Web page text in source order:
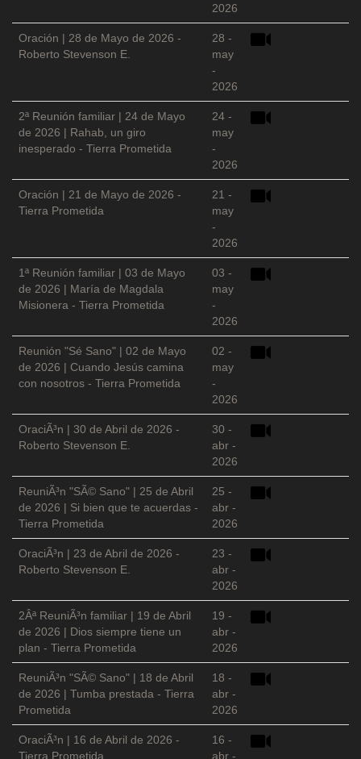
2026
Oración | 28 de Mayo de 2026 -
Roberto Stevenson E.
28 -
may
-
2026
2ª Reunión familiar | 24 de Mayo
de 2026 | Rahab, un giro
inesperado - Tierra Prometida
24 -
may
-
2026
Oración | 21 de Mayo de 2026 -
Tierra Prometida
21 -
may
-
2026
1ª Reunión familiar | 03 de Mayo
de 2026 | María de Magdala
Misionera - Tierra Prometida
03 -
may
-
2026
Reunión "Sé Sano" | 02 de Mayo
de 2026 | Cuando Jesús camina
con nosotros - Tierra Prometida
02 -
may
-
2026
OraciÃ³n | 30 de Abril de 2026 -
Roberto Stevenson E.
30 -
abr -
2026
ReuniÃ³n "SÃ© Sano" | 25 de Abril
de 2026 | Si bien que te acuerdas -
Tierra Prometida
25 -
abr -
2026
OraciÃ³n | 23 de Abril de 2026 -
Roberto Stevenson E.
23 -
abr -
2026
2Âª ReuniÃ³n familiar | 19 de Abril
de 2026 | Dios siempre tiene un
plan - Tierra Prometida
19 -
abr -
2026
ReuniÃ³n "SÃ© Sano" | 18 de Abril
de 2026 | Tumba prestada - Tierra
Prometida
18 -
abr -
2026
OraciÃ³n | 16 de Abril de 2026 -
Tierra Prometida
16 -
abr -